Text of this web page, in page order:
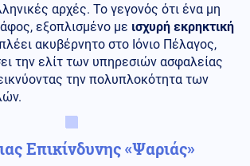
αρχές. Το γεγονός ότι ένα μη
εξοπλισμένο με ισχυρή εκρηκτική
ακυβέρνητο στο Ιόνιο Πέλαγος,
την ελίτ των υπηρεσιών ασφαλείας
την πολυπλοκότητα των
Επικίνδυνης «Ψαριάς»